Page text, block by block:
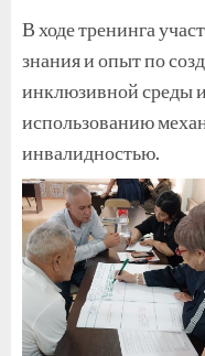
В ходе тренинга
знания и опыт по
инклюзивной среды
использованию
инвалидностью.